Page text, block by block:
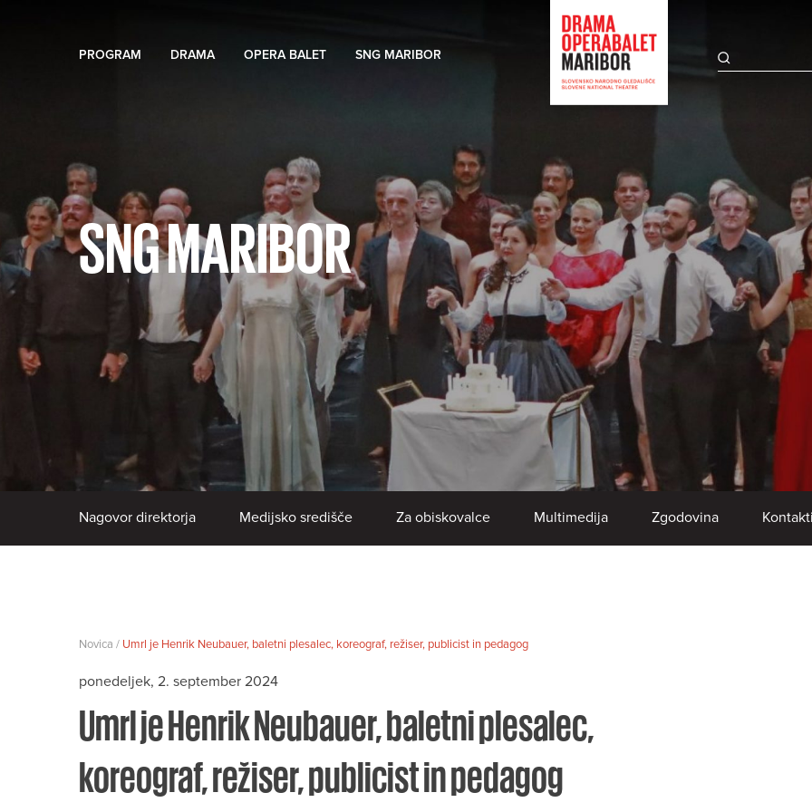
PROGRAM DRAMA OPERA BALET SNG MARIBOR
SNG MARIBOR
Nagovor direktorja Medijsko središče Za obiskovalce Multimedija Zgodovina
Novica / Umrl je Henrik Neubauer, baletni plesalec, koreograf, režiser, publicist in pedagog
ponedeljek, 2. september 2024
Umrl je Henrik Neubauer, baletni plesalec,
koreograf, režiser, publicist in pedagog